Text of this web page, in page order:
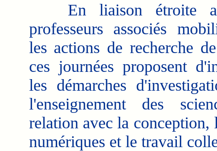
En liaison étroite
professeurs associés
les actions de recherche
ces journées proposent
les démarches
l'enseignement des
relation avec la conception,
numériques et le travail